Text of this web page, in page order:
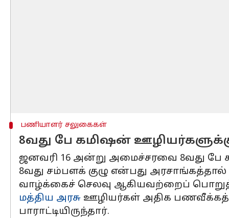
பணியாளர் சலுகைகள்
8வது பே கமிஷன்
ஜனவரி 16 அன்று அமைச்சரவை 8வது பே
8வது சம்பளக் குழு என்பது
வாழ்க்கைச் செலவு ஆகியவற்றைப்
மத்திய அரசு ஊழியர்கள் அதிக
பாராட்டியிருந்தார்.